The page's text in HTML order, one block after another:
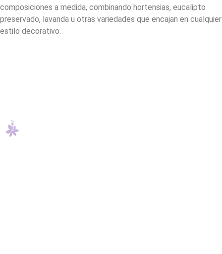
composiciones a medida, combinando hortensias, eucalipto
preservado, lavanda u otras variedades que encajan en cualquier
estilo decorativo.